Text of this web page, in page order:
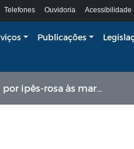
Telefones Ouvidoria Acessibilidade
Publicações
às margens da RJ-106